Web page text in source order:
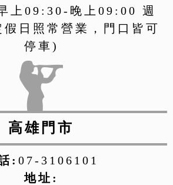
上09:30-晚上09:00 週
日照常營業，門口皆可
停車)
高雄門市
: 07-3106101
地址: